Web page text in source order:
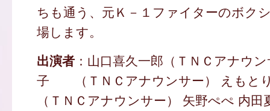
ちも通う、元Ｋ－１ファイターのボク
場します。
出演者：山口喜久一郎（ＴＮＣアナウ
子 （ＴＮＣアナウンサー） えも
（ＴＮＣアナウンサー） 矢野ぺぺ 内田